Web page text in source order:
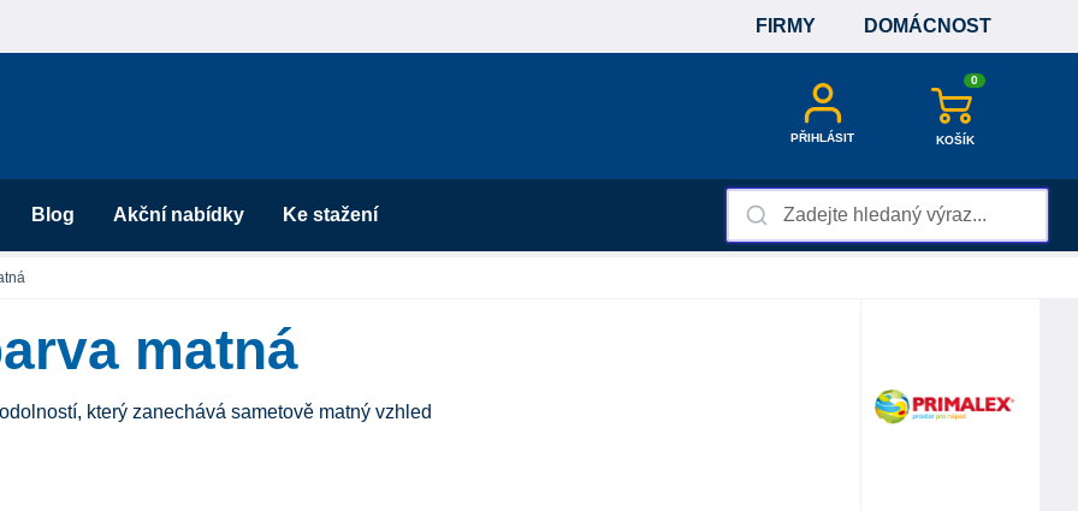
FIRMY DOMÁCNOST
PŘIHLÁSIT
0
KOŠÍK
Blog Akční nabídky Ke stažení
matná
který zanechává sametově matný vzhled